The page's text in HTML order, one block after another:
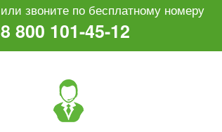
или звоните по бесплатному номеру
8 800 101-45-12